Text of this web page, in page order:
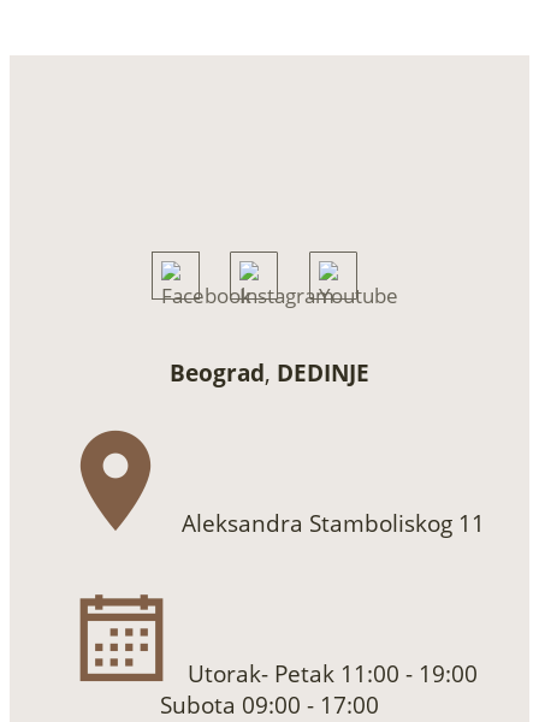
Beograd, DEDINJE
Aleksandra Stamboliskog 11
Utorak- Petak 11:00 - 19:00
Subota 09:00 - 17:00